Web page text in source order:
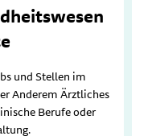
und Stellen im
Anderem Ärztliches
Berufe oder